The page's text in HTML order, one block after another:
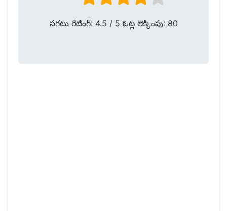
సగటు రేటింగ్: 4.5 / 5 ఓట్ల లెక్కింపు: 80